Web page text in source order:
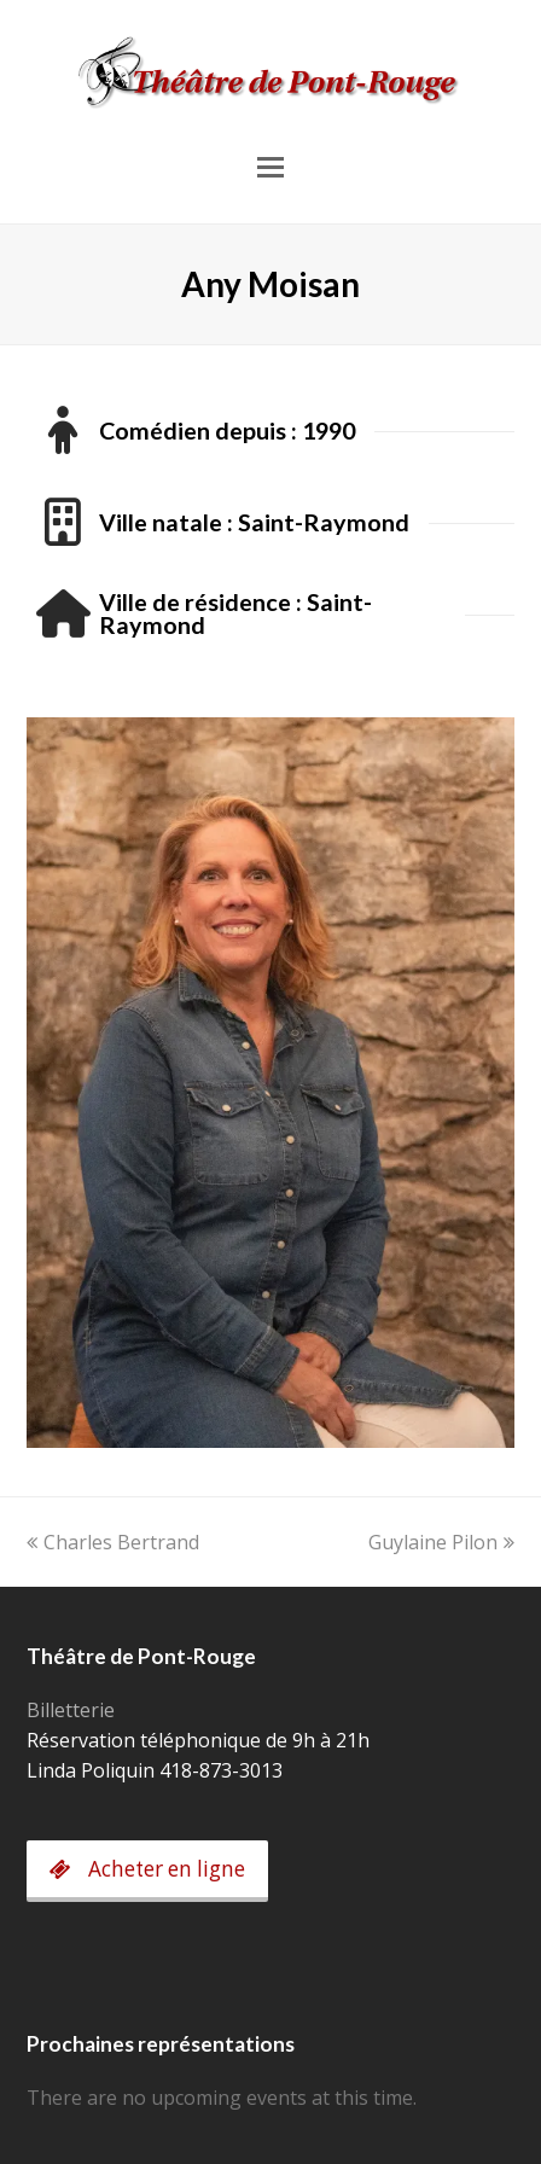
Menu
mobiles
Any Moisan
Comédien depuis : 1990
Ville natale : Saint-Raymond
Ville de résidence : Saint-
Raymond
Onglet
Charles Bertrand
next
Guylaine Pilon
Théâtre de Pont-Rouge
Billetterie
Réservation téléphonique de 9h à 21h
Linda Poliquin 418-873-3013
Acheter en ligne
Prochaines représentations
There are no upcoming events at this time.